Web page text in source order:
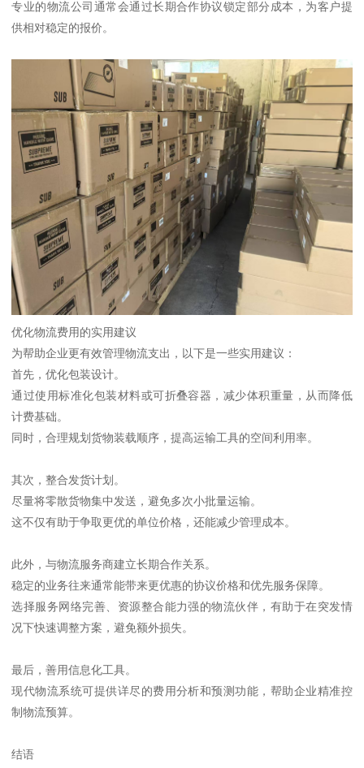
专业的物流公司通常会通过长期合作协议锁定部分成本，为客户提
供相对稳定的报价。
优化物流费用的实用建议
为帮助企业更有效管理物流支出，以下是一些实用建议：
首先，优化包装设计。
通过使用标准化包装材料或可折叠容器，减少体积重量，从而降低
计费基础。
同时，合理规划货物装载顺序，提高运输工具的空间利用率。
其次，整合发货计划。
尽量将零散货物集中发送，避免多次小批量运输。
这不仅有助于争取更优的单位价格，还能减少管理成本。
此外，与物流服务商建立长期合作关系。
稳定的业务往来通常能带来更优惠的协议价格和优先服务保障。
选择服务网络完善、资源整合能力强的物流伙伴，有助于在突发情
况下快速调整方案，避免额外损失。
最后，善用信息化工具。
现代物流系统可提供详尽的费用分析和预测功能，帮助企业精准控
制物流预算。
结语